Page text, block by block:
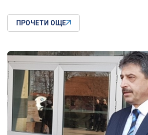
ПРОЧЕТИ ОЩЕ